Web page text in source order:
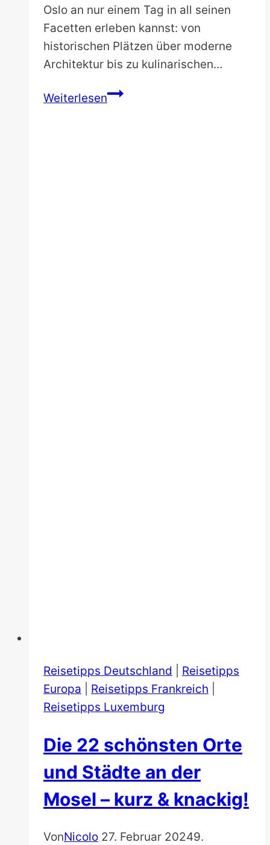
Oslo an nur einem Tag in all seinen
Facetten erleben kannst: von
historischen Plätzen über moderne
Architektur bis zu kulinarischen…
WeiterlesenOslo
Reisetipps Deutschland
Reisetipps
Europa
Reisetipps Frankreich
Reisetipps Luxemburg
Die 22 schönsten Orte
und Städte an der
Mosel – kurz & knackig!
VonNicolo 27. Februar 20249.